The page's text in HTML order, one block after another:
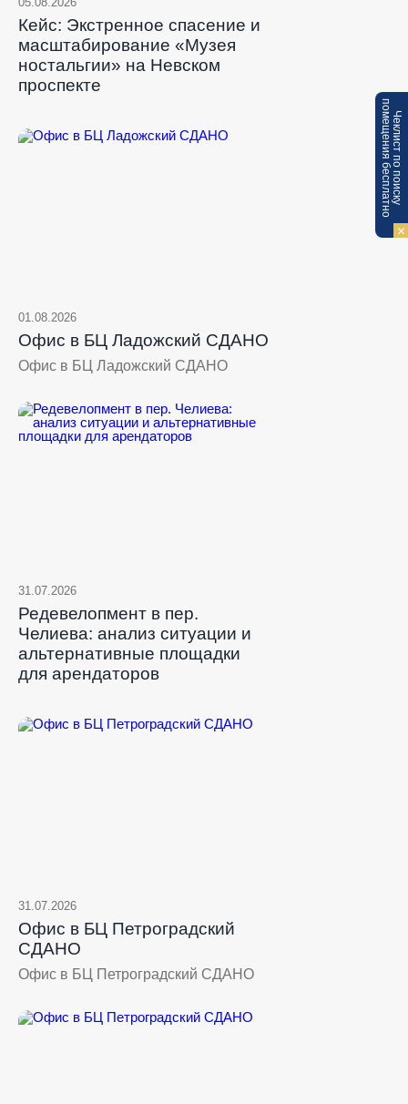
Кейс: Экстренное спасение и
масштабирование «Музея
ностальгии» на Невском
проспекте
01.08.2026
Офис в БЦ Ладожский СДАНО
Офис в БЦ Ладожский СДАНО
31.07.2026
Редевелопмент в пер.
Челиева: анализ ситуации и
альтернативные площадки
для арендаторов
31.07.2026
Офис в БЦ Петроградский
СДАНО
Офис в БЦ Петроградский СДАНО
Ч
е
к
л
и
с
т
п
о
п
о
и
с
к
у
по
м
е
щ
е
н
и
я
б
е
с
п
л
а
т
н
о
×